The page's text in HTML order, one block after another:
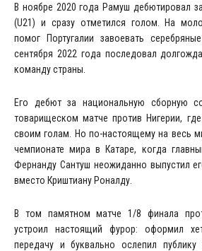
В ноябре 2020 года Рамуш дебютировал
(U21) и сразу отметился голом. На
помог Португалии завоевать
сентября 2022 года последовал
команду страны.
Его дебют за национальную сборную
товарищеском матче против Нигерии,
своим голам. Но по-настоящему на весь
чемпионате мира в Катаре, когда
Фернанду Сантуш неожиданно выпустил
вместо Криштиану Роналду.
В том памятном матче 1/8 финала
устроил настоящий фурор: оформил
передачу и буквально ослепил